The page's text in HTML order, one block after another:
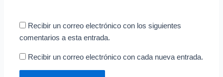
Recibir un correo electrónico con los siguientes
comentarios a esta entrada.
Recibir un correo electrónico con cada nueva entrada.